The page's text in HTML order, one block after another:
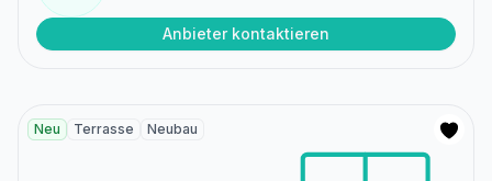
Anbieter kontaktieren
Neu Terrasse Neubau